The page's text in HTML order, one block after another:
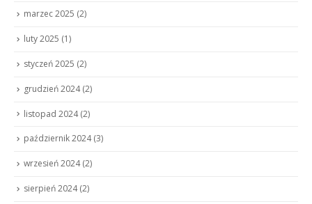
marzec 2025 (2)
luty 2025 (1)
styczeń 2025 (2)
grudzień 2024(2)
listopad 2024(2)
październik 2024(3)
wrzesień 2024(2)
sierpień 2024(2)